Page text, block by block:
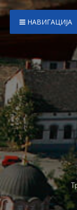
НАВИГАЦИЈА